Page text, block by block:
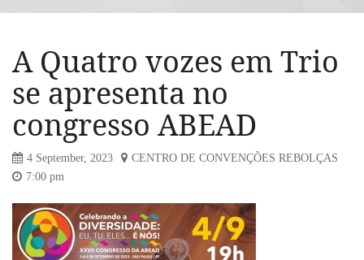
A Quatro vozes em Trio
se apresenta no
congresso ABEAD
4 September, 2023
CENTRO DE CONVENÇÕES REBOLÇAS
7:00 pm